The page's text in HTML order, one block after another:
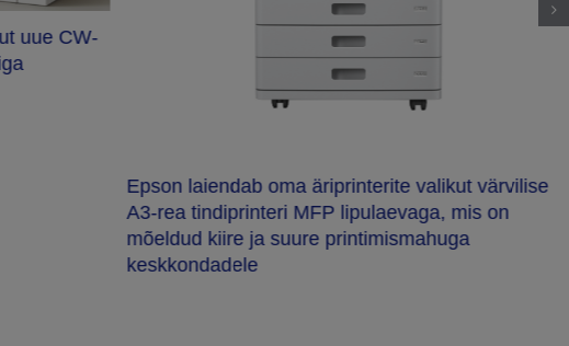
uue CW-
Epson laiendab oma äriprinterite valikut värvilise
A3-rea tindiprinteri MFP lipulaevaga, mis on
mõeldud kiire ja suure printimismahuga
keskkondadele